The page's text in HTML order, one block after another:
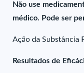
Não use
médico. Pode ser
Ação da Substância
Resultados de